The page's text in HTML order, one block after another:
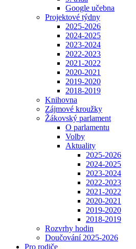
Google učebna
Projektové týdny
2025-2026
2024-2025
2023-2024
2022-2023
2021-2022
2020-2021
2019-2020
2018-2019
Knihovna
Zájmové kroužky
Žákovský parlament
O parlamentu
Volby
Aktuality
2025-2026
2024-2025
2023-2024
2022-2023
2021-2022
2020-2021
2019-2020
2018-2019
Rozvrhy hodin
Doučování 2025-2026
Pro rodiče